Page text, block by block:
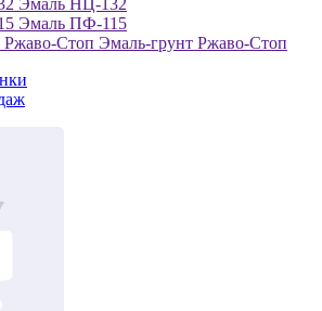
Эмаль НЦ-132
Эмаль ПФ-115
Эмаль-грунт Ржаво-Стоп